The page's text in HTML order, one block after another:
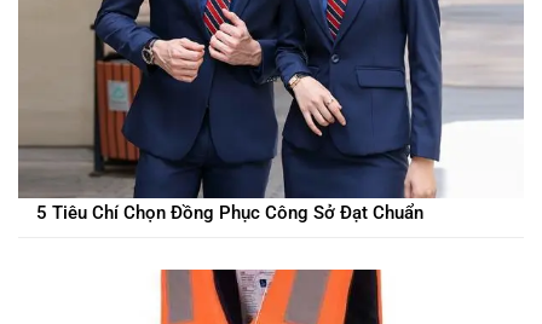
5 Tiêu Chí Chọn Đồng Phục Công Sở Đạt Chuẩn